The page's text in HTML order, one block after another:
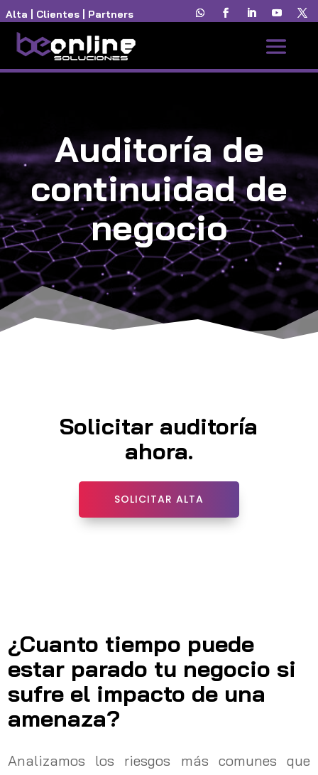
Alta Clientes Partners
Auditoría de
continuidad de
negocio
Solicitar auditoría
ahora.
SOLICITAR ALTA
¿Cuanto tiempo puede
estar parado tu negocio si
sufre el impacto de una
amenaza?
Analizamos los riesgos más comunes que